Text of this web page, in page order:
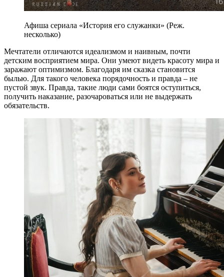
Афиша сериала «История его служанки» (Реж.
несколько)
Мечтатели отличаются идеализмом и наивным, почти
детским восприятием мира. Они умеют видеть красоту мира и
заражают оптимизмом. Благодаря им сказка становится
былью. Для такого человека порядочность и правда – не
пустой звук. Правда, такие люди сами боятся оступиться,
получить наказание, разочароваться или не выдержать
обязательств.